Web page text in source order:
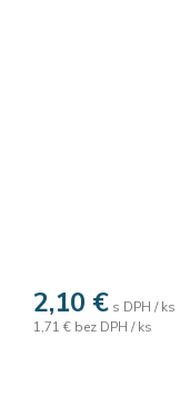
2,10 € s DPH / ks
1,71 € bez DPH / ks